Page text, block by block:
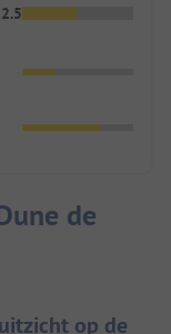
2.5
de
op de